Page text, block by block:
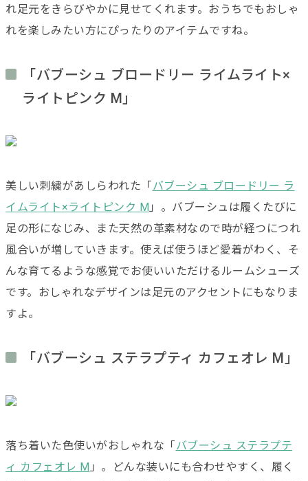
れ足元をきらびやかに見せてくれます。おうちでもおしゃ
れを楽しみたい方にぴったりのアイテムですね。
「バブーシュ ブロードリー ライムライト×
ライトピンク M」
美しい刺繍があしらわれた「バブーシュ ブロードリー ラ
イムライト×ライトピンク M 」。バブーシュは履くたびに
足の形になじみ、また天然の革素材なので時が経つにつれ
風合いが増していきます。使えば使うほど愛着がわく、そ
んな育てるような感覚でお使いいただけるルームシューズ
です。おしゃれなデザインは足元のアクセントにもなりま
すよ。
「バブーシュ ステラプティ カフェオレ M」
落ち着いた色使いがおしゃれな「バブーシュ ステラプテ
ィ カフェオレ M 」。どんな装いにも合わせやすく、履く